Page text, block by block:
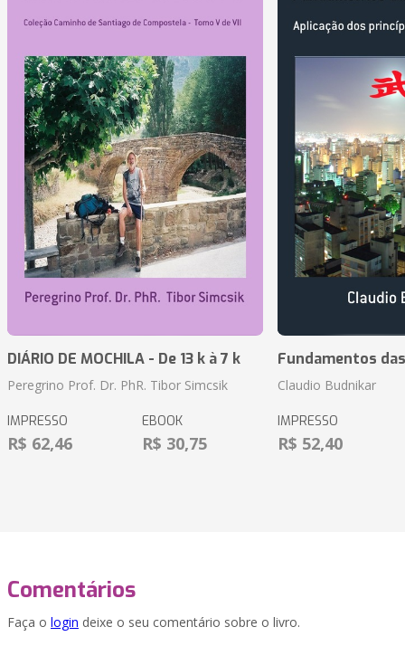
DIÁRIO DE MOCHILA - De 13 k à 7 k
Peregrino Prof. Dr. PhR. Tibor Simcsik
IMPRESSO
R$ 62,46
EBOOK
R$ 30,75
Fundamentos
Claudio Budnikar
IMPRESSO
R$ 52,40
Comentários
Faça o login deixe o seu comentário sobre o livro.